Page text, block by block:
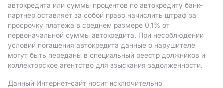
автокредита или суммы процентов по автокредиту банк-
партнер оставляет за собой право начислить штраф за
просрочку платежа в среднем размере 0,1% от
первоначальной суммы автокредита. При несоблюдении
условий погашения автокредита данные о нарушителе
могут быть переданы в специальный реестр должников и
коллекторское агентство для взыскания задолженности.
Данный Интернет-сайт носит исключительно